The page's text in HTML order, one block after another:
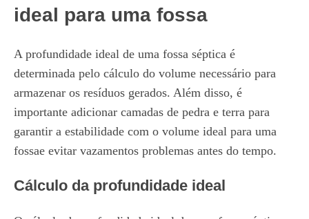
ideal para uma fossa
A profundidade ideal de uma fossa séptica é
determinada pelo cálculo do volume necessário para
armazenar os resíduos gerados. Além disso, é
importante adicionar camadas de pedra e terra para
garantir a estabilidade com o volume ideal para uma
fossae evitar vazamentos problemas antes do tempo.
Cálculo da profundidade ideal